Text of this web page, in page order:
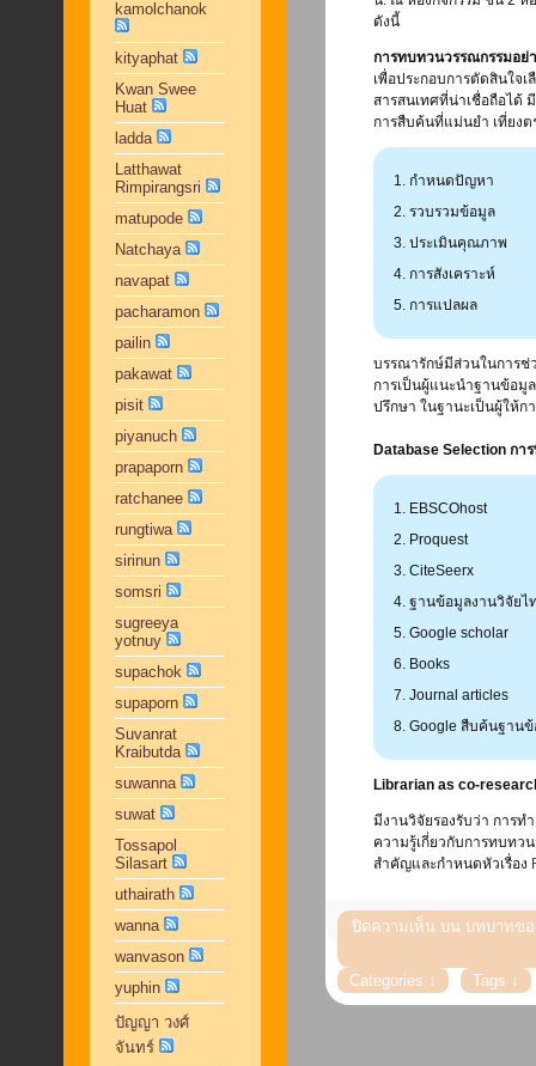
kamolchanok
kityaphat
Kwan Swee
Huat
ladda
Latthawat
Rimpirangsri
matupode
Natchaya
navapat
pacharamon
pailin
pakawat
pisit
piyanuch
prapaporn
ratchanee
rungtiwa
sirinun
somsri
sugreeya
yotnuy
supachok
supaporn
Suvanrat
Kraibutda
suwanna
suwat
Tossapol
Silasart
uthairath
wanna
wanvason
yuphin
ปัญญา วงศ์
จันทร์
ดังนี้
การทบทวนวรรณกรรมอย่
เพื่อประกอบการตัดสินใจ
สารสนเทศที่น่าเชื่อถือได้
การสืบค้นที่แม่นยำ เที่ยง
กำหนดปัญหา
รวบรวมข้อมูล
ประเมินคุณภาพ
การสังเคราะห์
การแปลผล
บรรณารักษ์มีส่วนในการช่
การเป็นผู้แนะนำฐานข้อมู
ปรึกษา ในฐานะเป็นผู้ให้ก
Database Selection กา
EBSCOhost
Proquest
CiteSeerx
ฐานข้อมูลงานวิจัยไ
Google scholar
Books
Journal articles
Google สืบค้นฐานข้
Librarian as co-
มีงานวิจัยรองรับว่า การ
ความรู้เกี่ยวกับการทบทว
สำคัญและกำหนดหัวเรื่อง
ปิดความเห็น บน บทบาทขอ